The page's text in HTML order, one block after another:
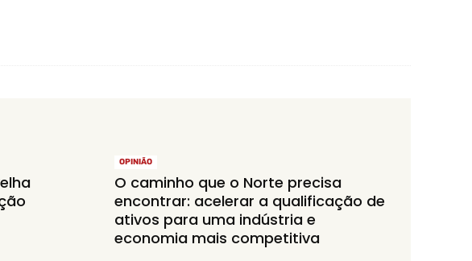
OPINIÃO
O caminho que o Norte precisa
encontrar: acelerar a qualificação de
ativos para uma indústria e
economia mais competitiva